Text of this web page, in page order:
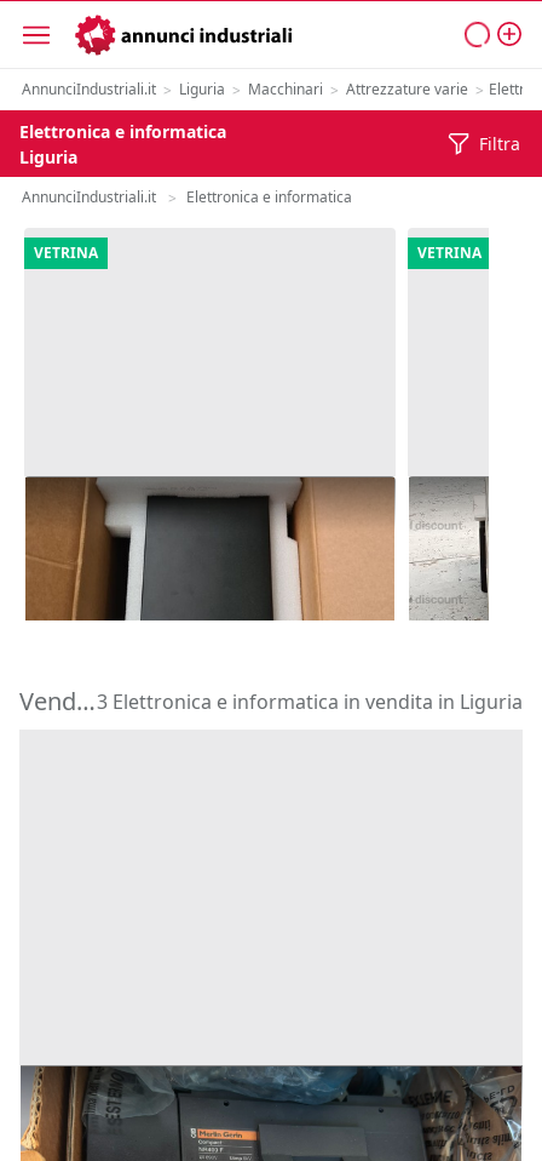
AnnunciIndustriali.it > Liguria > Macchinari > Attrezzature varie >
Elettronica e informatica
Liguria
Filtra
AnnunciIndustriali.it > Elettronica e informatica
VETRINA
10#8357 Server Proliant
Torino (Torino)
300 €
VETRINA
23#9204
Epson
Borgaro
2.500 €
Vendita Elettronica e informatica in Liguria3 Elettronica e informatica in vendita in Liguria
Interruttori automatici Merlin Gerin Compact
NR400 F
Prezzo